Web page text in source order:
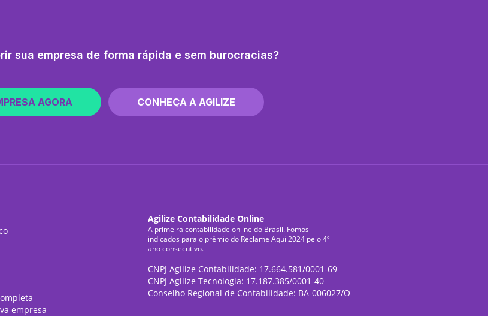
sua empresa de forma rápida e sem burocracias?
AGORA CONHEÇA A AGILIZE
empresa
Agilize Contabilidade Online
A primeira contabilidade online do Brasil. Fomos
indicados para o prêmio do Reclame Aqui 2024 pelo 4º
ano consecutivo.
CNPJ Agilize Contabilidade: 17.664.581/0001-69
CNPJ Agilize Tecnologia: 17.187.385/0001-40
Conselho Regional de Contabilidade: BA-006027/O